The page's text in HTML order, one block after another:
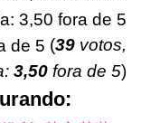
(39 votos,
3,50 fora de 5)